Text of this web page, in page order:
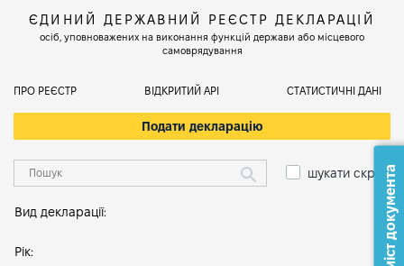
ЄДИНИЙ ДЕРЖАВНИЙ РЕЄСТР ДЕКЛАРАЦІЙ
осіб, уповноважених на виконання функцій держави або місцевого
самоврядування
ПРО РЕЄСТР ВІДКРИТИЙ АРІ СТАТИСТИЧНІ ДАНІ
Подати декларацію
шукати скрізь
Вид декларації:
Рік: Зміст документа